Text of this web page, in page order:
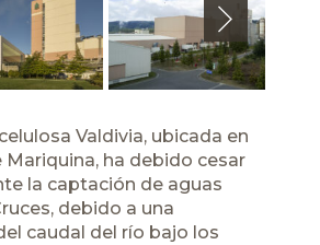
Next
Valdivia, ubicada en
Mariquina, ha debido cesar
la captación de aguas
debido a una
caudal del río bajo los